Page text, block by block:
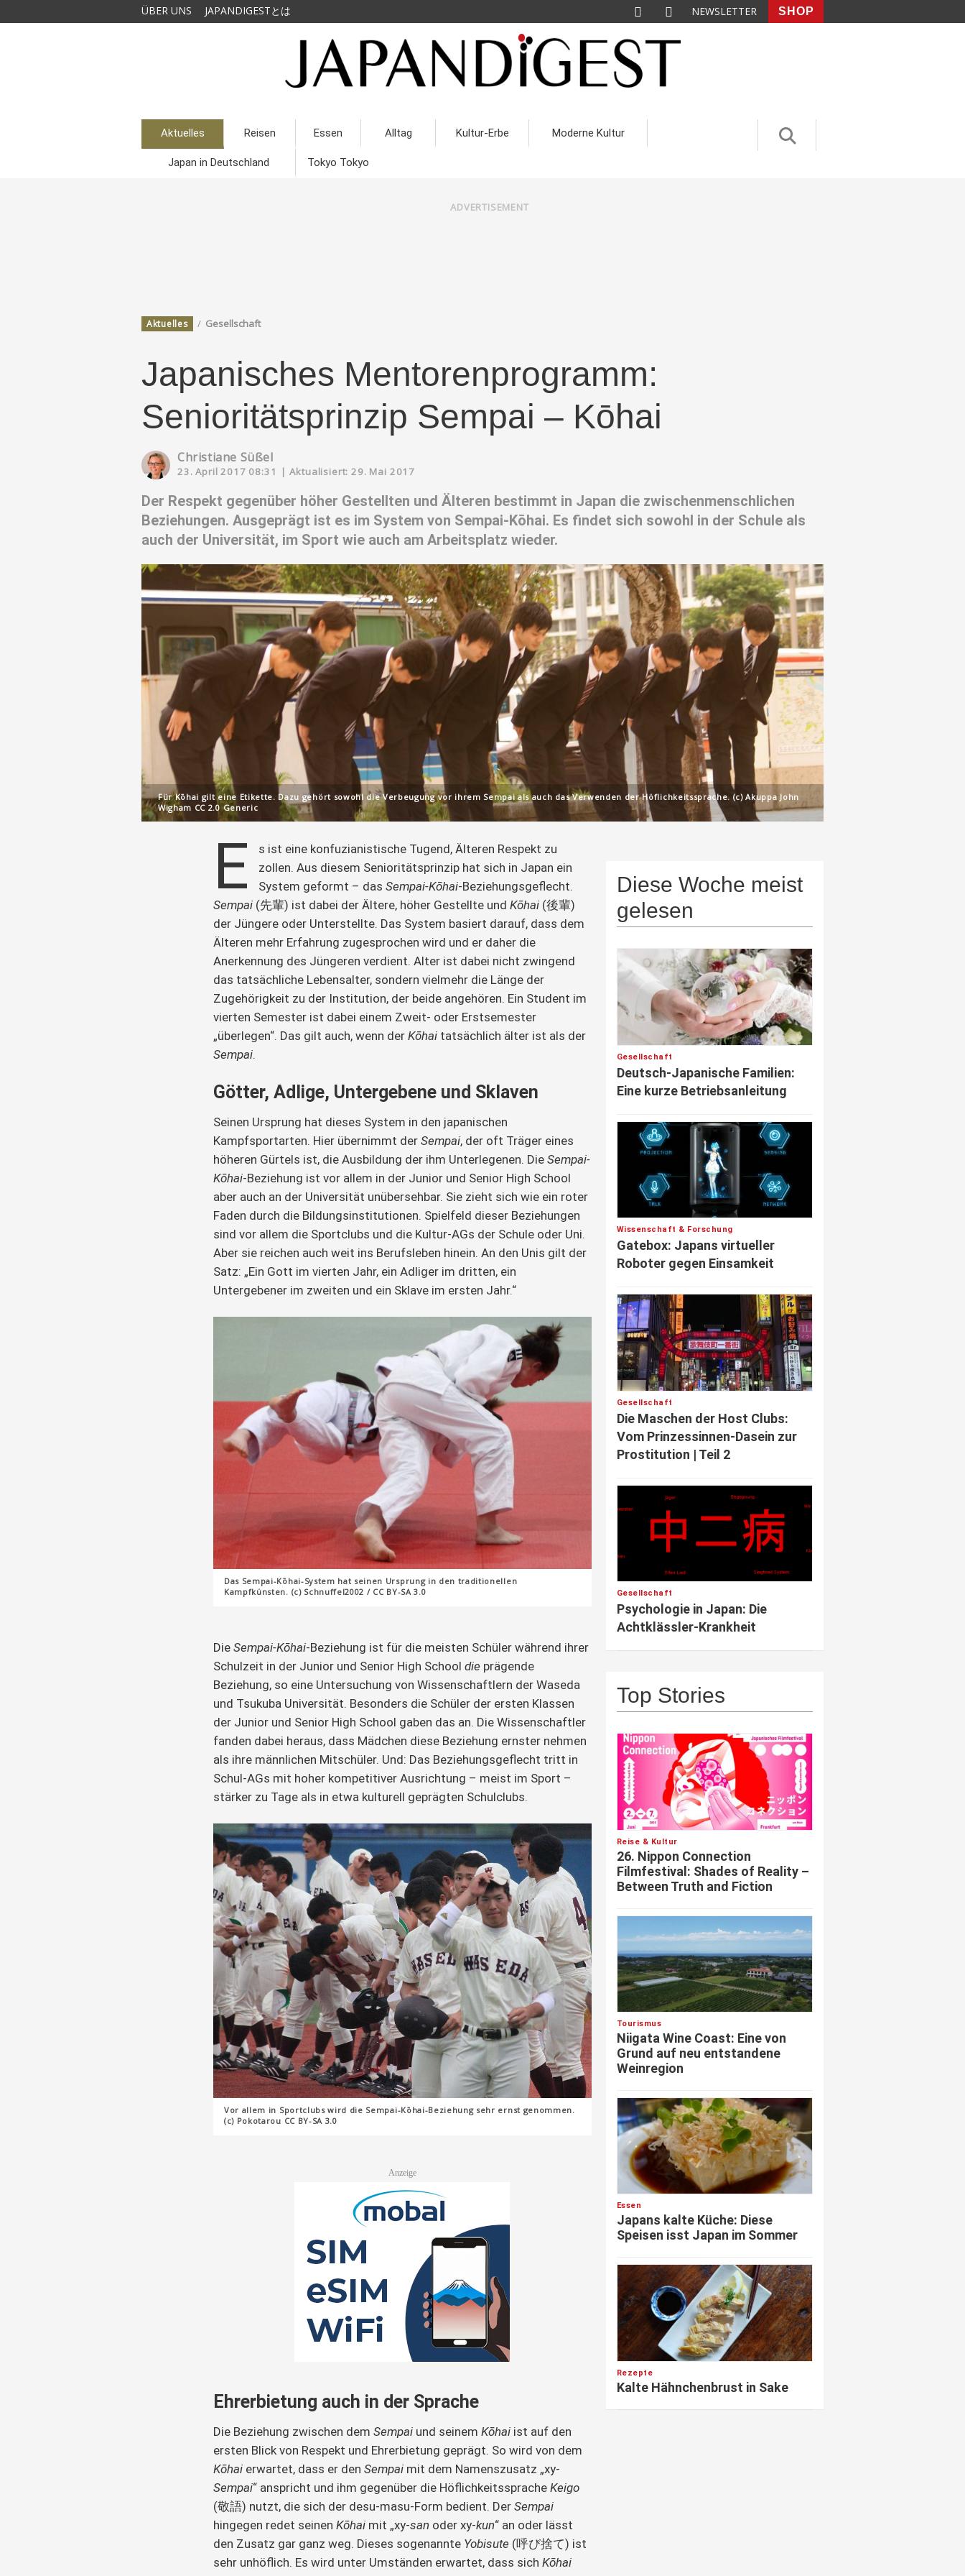
ÜBER UNS JAPANDIGESTとは NEWSLETTER SHOP
Aktuelles Reisen Essen Alltag Kultur-Erbe Moderne Kultur
Japan in Deutschland Tokyo Tokyo
ADVERTISEMENT
Aktuelles / Gesellschaft
Japanisches Mentorenprogramm:
Senioritätsprinzip Sempai – Kōhai
Christiane Süßel
23. April 2017 08:31 | Aktualisiert: 29. Mai 2017
Der Respekt gegenüber höher Gestellten und Älteren bestimmt in Japan die zwischenmenschlichen
Beziehungen. Ausgeprägt ist es im System von Sempai-Kōhai. Es findet sich sowohl in der Schule als
auch der Universität, im Sport wie auch am Arbeitsplatz wieder.
Für Kōhai gilt eine Etikette. Dazu gehört sowohl die Verbeugung vor ihrem Sempai als auch das Verwenden der Höflichkeitssprache. (c) Akuppa John
Wigham CC 2.0 Generic
E
s ist eine konfuzianistische Tugend, Älteren Respekt zu
zollen. Aus diesem Senioritätsprinzip hat sich in Japan ein
System geformt – das Sempai-Kōhai-Beziehungsgeflecht.
Sempai (先輩) ist dabei der Ältere, höher Gestellte und Kōhai (後輩)
der Jüngere oder Unterstellte. Das System basiert darauf, dass dem
Älteren mehr Erfahrung zugesprochen wird und er daher die
Anerkennung des Jüngeren verdient. Alter ist dabei nicht zwingend
das tatsächliche Lebensalter, sondern vielmehr die Länge der
Zugehörigkeit zu der Institution, der beide angehören. Ein Student im
vierten Semester ist dabei einem Zweit- oder Erstsemester
„überlegen“. Das gilt auch, wenn der Kōhai tatsächlich älter ist als der
Sempai.
Götter, Adlige, Untergebene und Sklaven
Seinen Ursprung hat dieses System in den japanischen
Kampfsportarten. Hier übernimmt der Sempai, der oft Träger eines
höheren Gürtels ist, die Ausbildung der ihm Unterlegenen. Die Sempai-
Kōhai-Beziehung ist vor allem in der Junior und Senior High School
aber auch an der Universität unübersehbar. Sie zieht sich wie ein roter
Faden durch die Bildungsinstitutionen. Spielfeld dieser Beziehungen
sind vor allem die Sportclubs und die Kultur-AGs der Schule oder Uni.
Aber sie reichen auch weit ins Berufsleben hinein. An den Unis gilt der
Satz: „Ein Gott im vierten Jahr, ein Adliger im dritten, ein
Untergebener im zweiten und ein Sklave im ersten Jahr.“
Das Sempai-Kōhai-System hat seinen Ursprung in den traditionellen
Kampfkünsten. (c) Schnuffel2002 / CC BY-SA 3.0
Die Sempai-Kōhai-Beziehung ist für die meisten Schüler während ihrer
Schulzeit in der Junior und Senior High School die prägende
Beziehung, so eine Untersuchung von Wissenschaftlern der Waseda
und Tsukuba Universität. Besonders die Schüler der ersten Klassen
der Junior und Senior High School gaben das an. Die Wissenschaftler
fanden dabei heraus, dass Mädchen diese Beziehung ernster nehmen
als ihre männlichen Mitschüler. Und: Das Beziehungsgeflecht tritt in
Schul-AGs mit hoher kompetitiver Ausrichtung – meist im Sport –
stärker zu Tage als in etwa kulturell geprägten Schulclubs.
Vor allem in Sportclubs wird die Sempai-Kōhai-Beziehung sehr ernst genommen.
(c) Pokotarou CC BY-SA 3.0
Ehrerbietung auch in der Sprache
Die Beziehung zwischen dem Sempai und seinem Kōhai ist auf den
ersten Blick von Respekt und Ehrerbietung geprägt. So wird von dem
Kōhai erwartet, dass er den Sempai mit dem Namenszusatz „xy-
Sempai“ anspricht und ihm gegenüber die Höflichkeitssprache Keigo
(敬語) nutzt, die sich der desu-masu-Form bedient. Der Sempai
hingegen redet seinen Kōhai mit „xy-san oder xy-kun“ an oder lässt
den Zusatz gar ganz weg. Dieses sogenannte Yobisute (呼び捨て) ist
sehr unhöflich. Es wird unter Umständen erwartet, dass sich Kōhai
Diese Woche meist
gelesen
Gesellschaft
Deutsch-Japanische Familien:
Eine kurze Betriebsanleitung
Wissenschaft & Forschung
Gatebox: Japans virtueller
Roboter gegen Einsamkeit
Gesellschaft
Die Maschen der Host Clubs:
Vom Prinzessinnen-Dasein zur
Prostitution | Teil 2
Gesellschaft
Psychologie in Japan: Die
Achtklässler-Krankheit
Top Stories
Reise & Kultur
26. Nippon Connection
Filmfestival: Shades of Reality –
Between Truth and Fiction
Tourismus
Niigata Wine Coast: Eine von
Grund auf neu entstandene
Weinregion
Essen
Japans kalte Küche: Diese
Speisen isst Japan im Sommer
Rezepte
Kalte Hähnchenbrust in Sake